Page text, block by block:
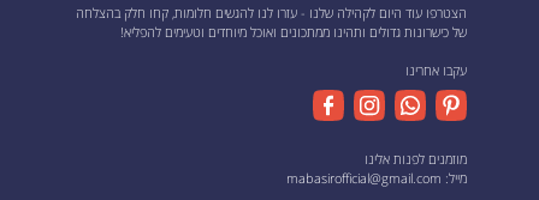
הצטרפו עוד היום לקהילה שלנו - עזרו לנו להגשים חלומות, קחו חלק בהצלחה
של כישרונות גדולים ותהינו ממתכונים ואוכל מיוחדים וטעימים להפליא!
עקבו אחרינו
מוזמנים לפנות אלינו
מייל: mabasirofficial@gmail.com